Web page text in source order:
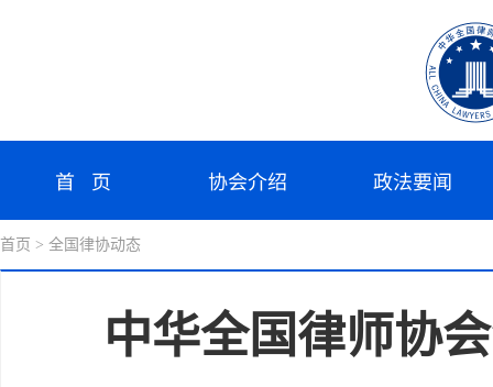
首 页 协会介绍 政法要闻
首页 > 全国律协动态
中华全国律师协